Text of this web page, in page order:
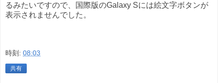
るみたいですので、国際版のGalaxy Sには絵文字ボタンが
表示されませんでした。
時刻: 08:03
共有